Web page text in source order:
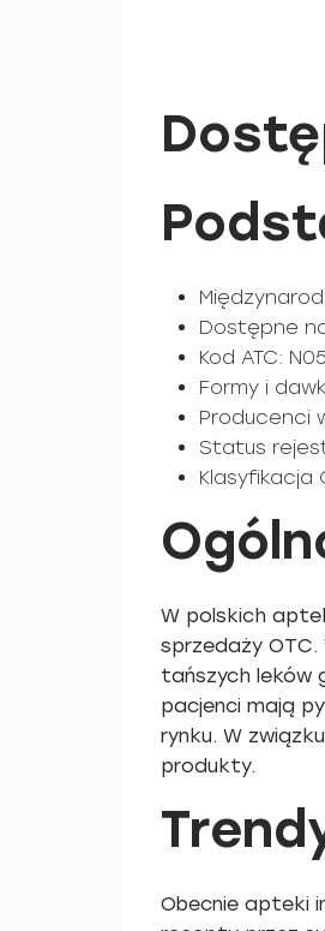
Dostępne
Kod ATC:
Formy i
Producenci
Status
Klasyfikacja
W polskich
sprzedaży
tańszych leków
pacjenci mają
rynku. W
produkty.
Obecnie apteki